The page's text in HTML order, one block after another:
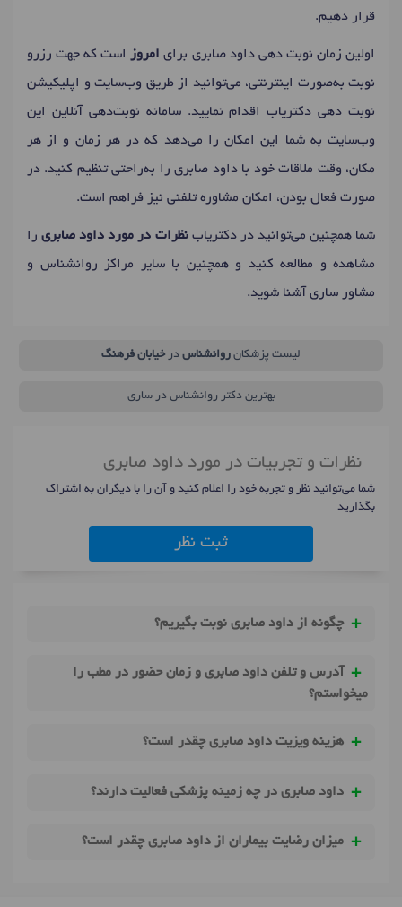
قرار دهیم.
اولین زمان نوبت دهی داود صابری برای امروزاست که جهت رزرو
نوبت به‌صورت اینترنتی، می‌توانید از طریق وب‌سایت و اپلیکیشن
نوبت دهی دکتریاب اقدام نمایید. سامانه نوبت‌دهی آنلاین این
وب‌سایت به شما این امکان را می‌دهد که در هر زمان و از هر
مکان، وقت ملاقات خود با داود صابری را به‌راحتی تنظیم کنید. در
صورت فعال بودن، امکان مشاوره تلفنی نیز فراهم است.
شما همچنین می‌توانید در دکتریابنظرات در مورد داود صابریرا
مشاهده و مطالعه کنید و همچنین با سایر مراکز روانشناس و
مشاور ساری آشنا شوید.
لیست پزشکان روانشناس در خیابان فرهنگ
بهترین دکتر روانشناس در ساری
نظرات و تجربیات در مورد داود صابری
شما می‌توانید نظر و تجربه خود را اعلام کنید و آن را با دیگران به اشتراک
بگذارید
ثبت نظر
چگونه از داود صابری نوبت بگیریم؟
آدرس و تلفن داود صابری و زمان حضور در مطب را
میخواستم؟
هزینه ویزیت داود صابری چقدر است؟
داود صابری در چه زمینه پزشکی فعالیت دارند؟
میزان رضایت بیماران از داود صابری چقدر است؟